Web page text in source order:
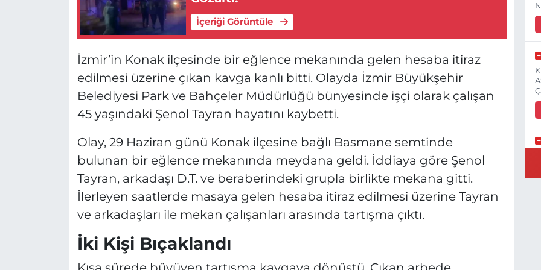
İçeriği Görüntüle
İzmir’in Konak ilçesinde bir eğlence mekanında gelen hesaba itiraz
edilmesi üzerine çıkan kavga kanlı bitti. Olayda İzmir Büyükşehir
Belediyesi Park ve Bahçeler Müdürlüğü bünyesinde işçi olarak çalışan
45 yaşındaki Şenol Tayran hayatını kaybetti.
Olay, 29 Haziran günü Konak ilçesine bağlı Basmane semtinde
bulunan bir eğlence mekanında meydana geldi. İddiaya göre Şenol
Tayran, arkadaşı D.T. ve beraberindeki grupla birlikte mekana gitti.
İlerleyen saatlerde masaya gelen hesaba itiraz edilmesi üzerine Tayran
ve arkadaşları ile mekan çalışanları arasında tartışma çıktı.
İki Kişi Bıçaklandı